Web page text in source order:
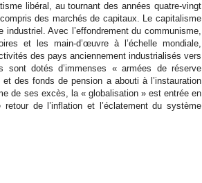
libéral, au tournant des années quatre-vingt
des marchés de capitaux. Le capitalisme
Avec l’effondrement du communisme,
et les main-d’œuvre à l’échelle mondiale,
des pays anciennement industrialisés vers
dotés d’immenses « armées de réserve
des fonds de pension a abouti à l’instauration
de ses excès, la « globalisation » est entrée en
de l’inflation et l’éclatement du système